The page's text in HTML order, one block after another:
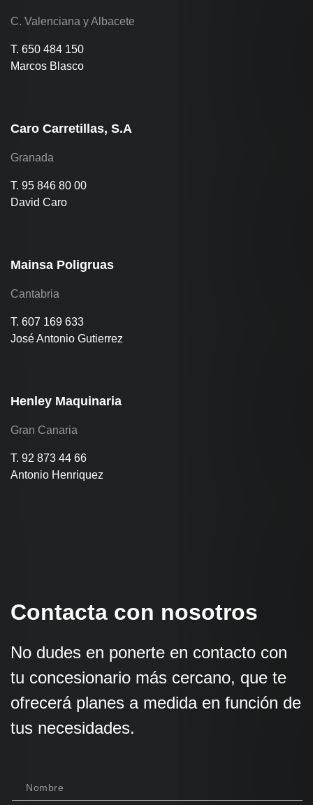
C. Valenciana y Albacete
T. 650 484 150
Marcos Blasco
Caro Carretillas, S.A
Granada
T. 95 846 80 00
David Caro
Mainsa Poligruas
Cantabria
T. 607 169 633
José Antonio Gutierrez
Henley Maquinaria
Gran Canaria
T. 92 873 44 66
Antonio Henriquez
Contacta con nosotros
No dudes en ponerte en contacto con
tu concesionario más cercano, que te
ofrecerá planes a medida en función de
tus necesidades.
Nombre